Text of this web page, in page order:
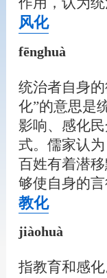
风化
fēnghuà
统治者自身
化”的意思是
影响、感化
式。儒家认
百姓有着潜
够使自身的
教化
jiàohuà
指教育和感